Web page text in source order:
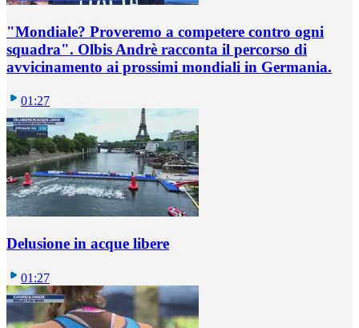
"Mondiale? Proveremo a competere contro ogni
squadra". Olbis Andrè racconta il percorso di
avvicinamento ai prossimi mondiali in Germania.
01:27
Delusione in acque libere
01:27